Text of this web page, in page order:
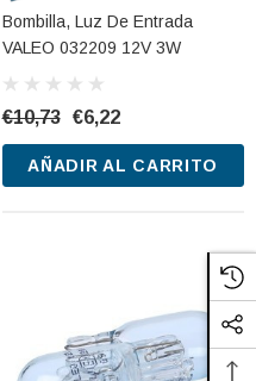
Bombilla, Luz De Entrada
VALEO 032209 12V 3W
€10,73 €6,22
AÑADIR AL CARRITO